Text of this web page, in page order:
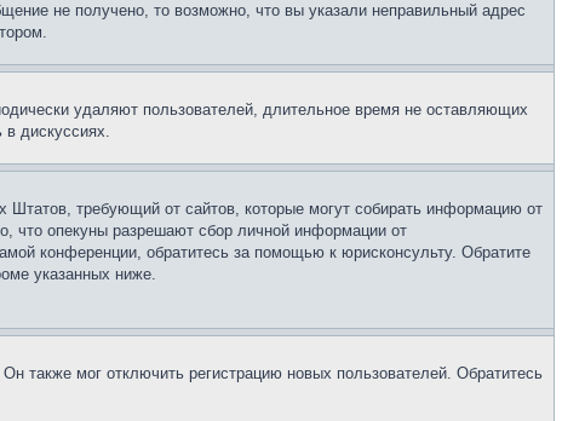
не получено, то возможно, что вы указали неправильный адрес
удаляют пользователей, длительное время не оставляющих
в дискуссиях.
Штатов, требующий от сайтов, которые могут собирать информацию от
что опекуны разрешают сбор личной информации от
конференции, обратитесь за помощью к юрисконсульту. Обратите
указанных ниже.
также мог отключить регистрацию новых пользователей. Обратитесь